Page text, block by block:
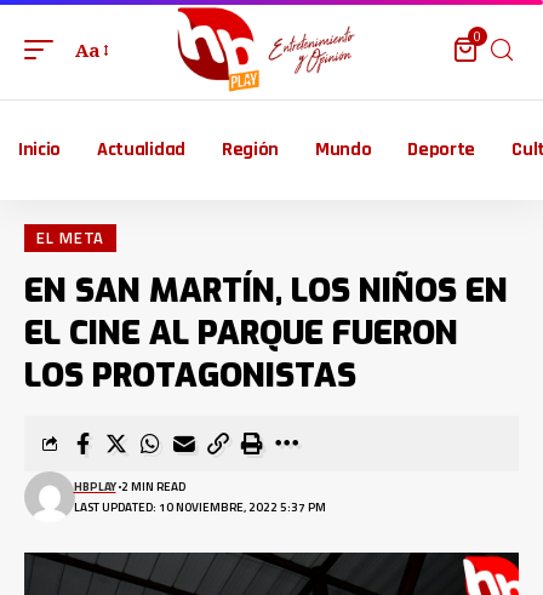
Aa
0
Inicio Actualidad Región Mundo Deporte
EL META
EN SAN MARTÍN, LOS NIÑOS EN
EL CINE AL PARQUE FUERON
LOS PROTAGONISTAS
LAST UPDATED: 10 NOVIEMBRE, 2022 5:37 PM
HBPLAY 2 MIN READ